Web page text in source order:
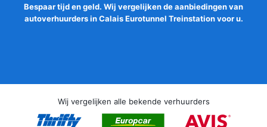
Bespaar tijd en geld. Wij vergelijken de aanbiedingen van
autoverhuurders in Calais Eurotunnel Treinstation voor u.
Wij vergelijken alle bekende verhuurders